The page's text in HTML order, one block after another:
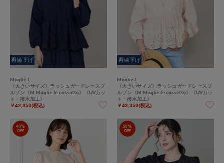
再値下げ
Maglie L
《大きいサイズ》ラッシュガードレースブ
ルゾン《M Maglie le cassetto》《UVカッ
ト・撥水加工》
￥42,350(税込)
再値下げ
Maglie L
《大きいサイズ》ラッシュガードレースブ
ルゾン《M Maglie le cassetto》《UVカッ
ト・撥水加工》
￥42,350(税込)
40%
OFF
50%
OFF